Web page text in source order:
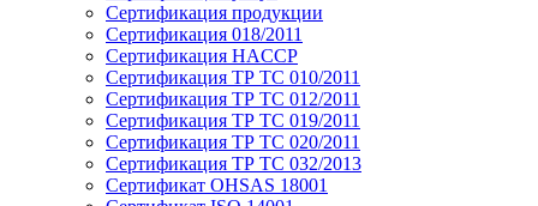
Сертификация продукции
Сертификация 018/2011
Сертификация HACCP
Сертификация ТР ТС 010/2011
Сертификация ТР ТС 012/2011
Сертификация ТР ТС 019/2011
Сертификация ТР ТС 020/2011
Сертификация ТР ТС 032/2013
Сертификат OHSAS 18001